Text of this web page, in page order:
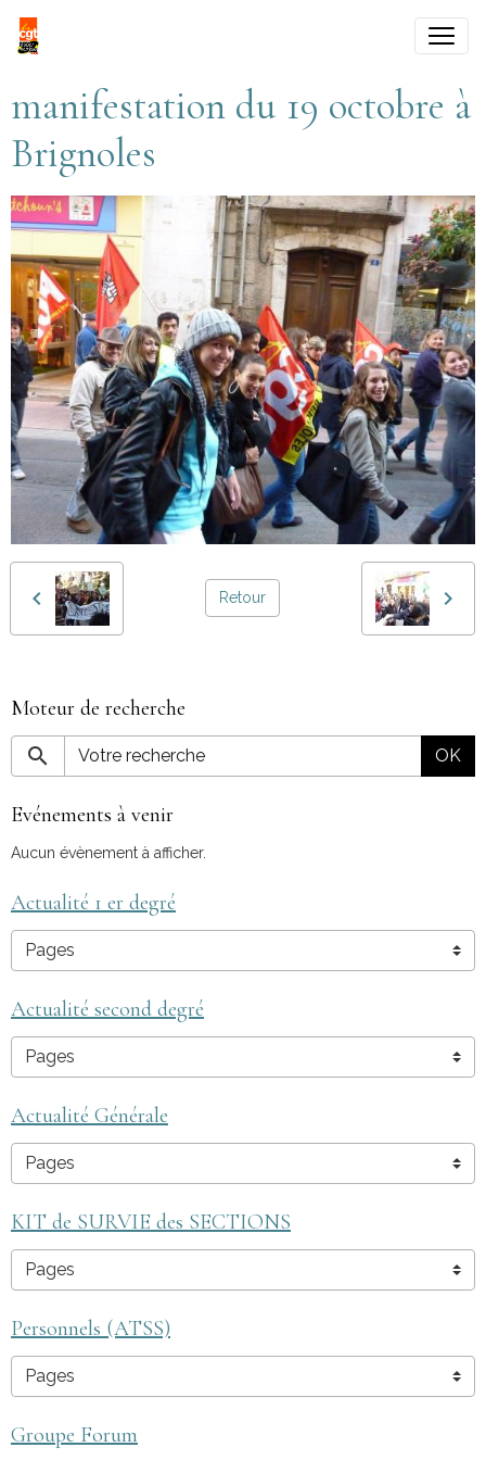
manifestation du 19 octobre à
Brignoles
Retour
Moteur de recherche
OK
Evénements à venir
Aucun évènement à afficher.
Actualité 1 er degré
Actualité second degré
Actualité Générale
KIT de SURVIE des SECTIONS
Personnels (ATSS)
Groupe Forum